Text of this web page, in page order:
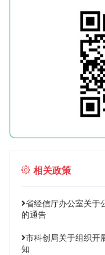
相关政策
省经信厅办公室关于
的通告
市科创局关于组织开
知